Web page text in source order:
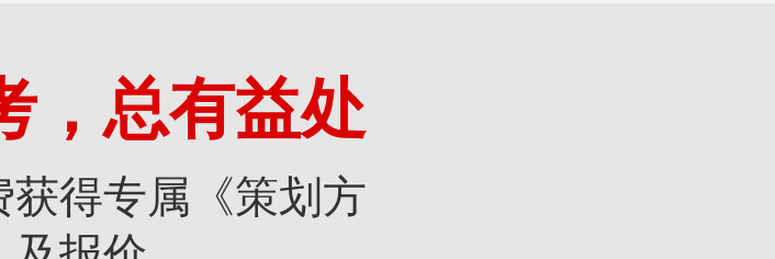
，总有益处
得专属《策划方